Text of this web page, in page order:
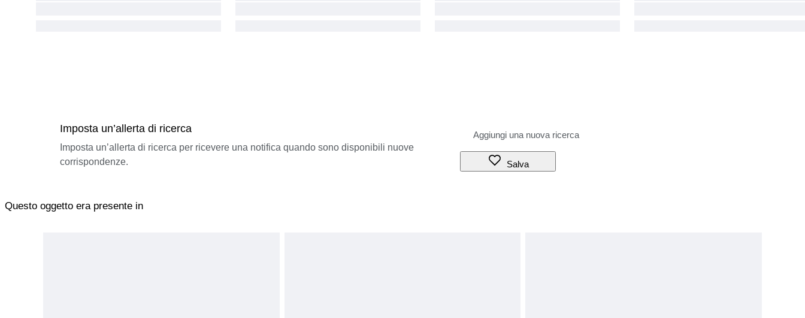
Imposta un’allerta di ricerca
Imposta un’allerta di ricerca per ricevere una notifica quando sono disponibili nuove
corrispondenze.
Salva
Questo oggetto era presente in